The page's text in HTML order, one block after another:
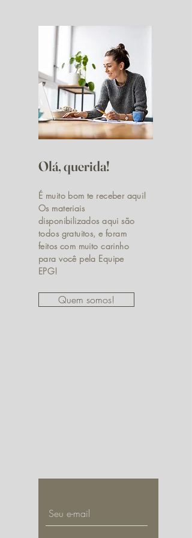
Olá, querida!
É muito bom te receber aqui!
Os materiais
disponibilizados aqui são
todos gratuitos, e foram
feitos com muito carinho
para você pela Equipe
EPG!
Quem somos!